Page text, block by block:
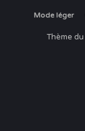
Mode léger
Thème